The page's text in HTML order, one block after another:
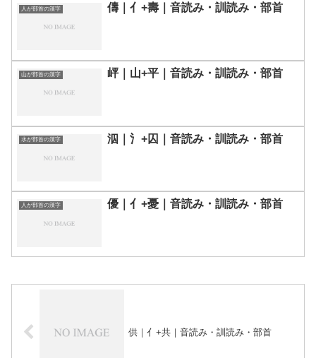
人が部首の漢字 儔｜亻+壽｜音読み・訓読み・部首
山が部首の漢字 岼｜山+平｜音読み・訓読み・部首
水が部首の漢字 泅｜氵+囚｜音読み・訓読み・部首
人が部首の漢字 優｜亻+憂｜音読み・訓読み・部首
供｜亻+共｜音読み・訓読み・部首